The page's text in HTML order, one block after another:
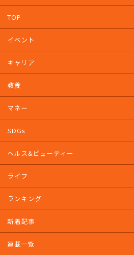
TOP
イベント
キャリア
教養
マネー
SDGs
ヘルス&ビューティー
ライフ
ランキング
新着記事
連載一覧